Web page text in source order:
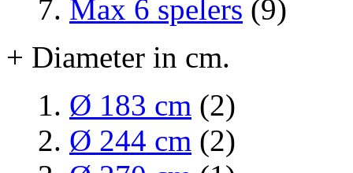
Max 6 spelers (9)
+ Diameter in cm.
Ø 183 cm (2)
Ø 244 cm (2)